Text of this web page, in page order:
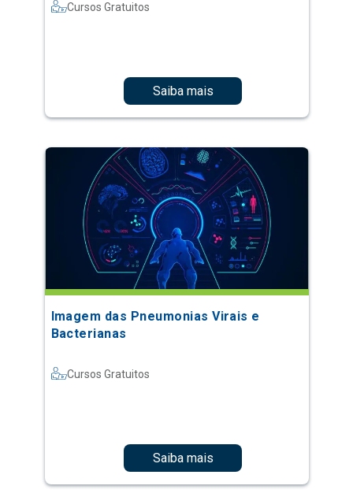
Cursos Gratuitos
Saiba mais
Imagem das Pneumonias Virais e
Bacterianas
Cursos Gratuitos
Saiba mais